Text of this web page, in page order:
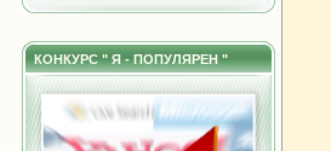
КОНКУРС " Я - ПОПУЛЯРЕН "